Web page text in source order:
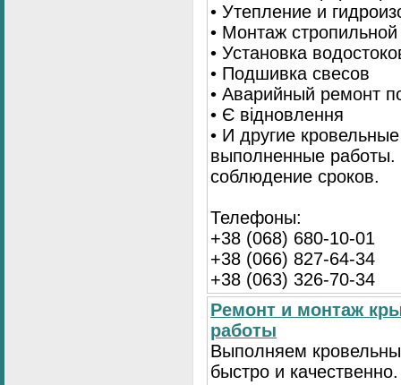
• Утепление и
• Монтаж
• Установка
• Подшивка свесов
• Аварийный ремонт
• Є відновлення
• И другие
выполненные работы.
соблюдение сроков.
Телефоны:
+38 (068) 680-10-01
+38 (066) 827-64-34
+38 (063) 326-70-34
Ремонт и монтаж
работы
Выполняем
быстро и